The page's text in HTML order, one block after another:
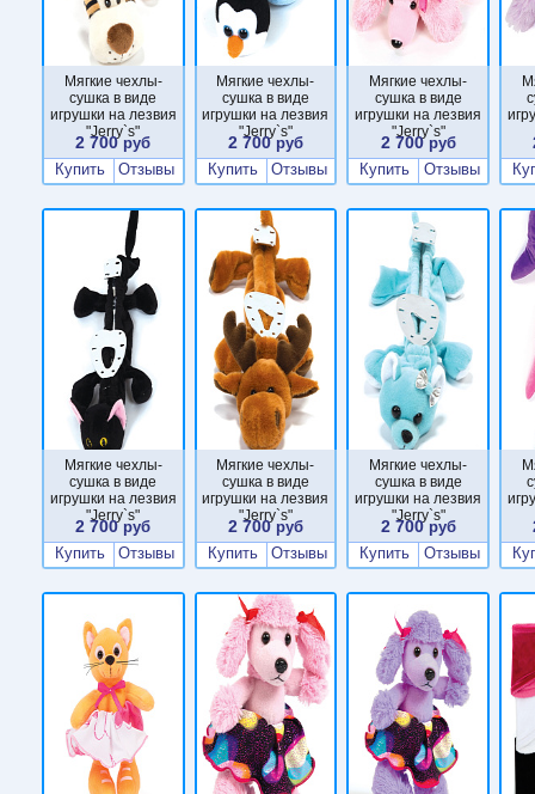
Мягкие чехлы-
сушка в виде
игрушки на лезвия
"Jerry`s"
2 700руб
Купить
Отзывы
Мягкие чехлы-
сушка в виде
игрушки на лезвия
"Jerry`s"
2 700руб
Купить
Отзывы
Мягкие чехлы-
сушка в виде
игрушки на лезвия
"Jerry`s"
2 700руб
Купить
Отзывы
Мягкие чехлы-
сушка в виде
игрушки на лезвия
"Jerry`s"
2 700руб
Купить
Отзывы
Мягкие чехлы-
сушка в виде
игрушки на лезвия
"Jerry`s"
2 700руб
Купить
Отзывы
Мягкие чехлы-
сушка в виде
игрушки на лезвия
"Jerry`s"
2 700руб
Купить
Отзывы